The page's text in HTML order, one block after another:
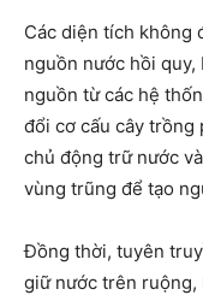
Các diện tích không
nguồn nước hồi
nguồn từ các hệ
đổi cơ cấu cây
chủ động trữ nước
vùng trũng để tạo
Đồng thời, tuyên
giữ nước trên ruộng,